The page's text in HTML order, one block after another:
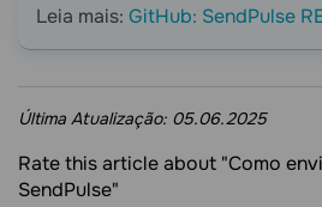
Leia mais: GitHub: SendPulse
Última Atualização: 05.06.2025
Rate this article about "Como
SendPulse"